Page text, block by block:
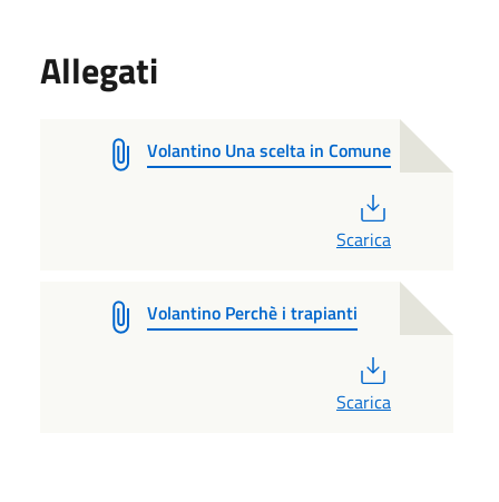
Allegati
Volantino Una scelta in Comune
Scarica
Volantino Perchè i trapianti
Scarica